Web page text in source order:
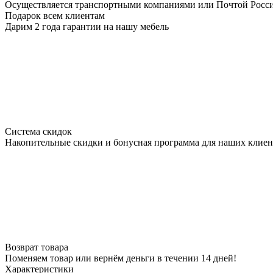
Осуществляется транспортными компаниями или Почтой
Подарок всем клиентам
Дарим 2 года гарантии на нашу мебель
Система скидок
Накопительные скидки и бонусная программа для наших
Возврат товара
Поменяем товар или вернём деньги в течении 14 дней!
Характеристики